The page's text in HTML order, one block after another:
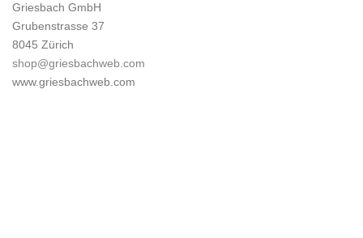
Griesbach GmbH
Grubenstrasse 37
8045 Zürich
shop@griesbachweb.com
www.griesbachweb.com